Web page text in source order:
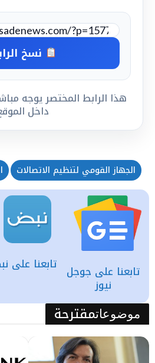
نسخ
هذا الرابط المختصر يوجه
داخل
الجهاز القومي لتنظيم الاتصالات
تابعنا على تابعنا على جوجل
نيوز
موضوعاتمقترحة